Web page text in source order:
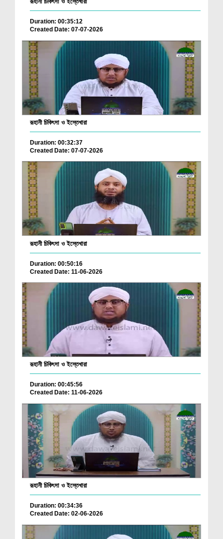
Duration: 00:35:12
Created Date: 07-07-2026
রূহানী চিকিৎসা ও ইস্তেখারা
Duration: 00:32:37
Created Date: 07-07-2026
রূহানী চিকিৎসা ও ইস্তেখারা
Duration: 00:50:16
Created Date: 11-06-2026
রূহানী চিকিৎসা ও ইস্তেখারা
Duration: 00:45:56
Created Date: 11-06-2026
রূহানী চিকিৎসা ও ইস্তেখারা
Duration: 00:34:36
Created Date: 02-06-2026